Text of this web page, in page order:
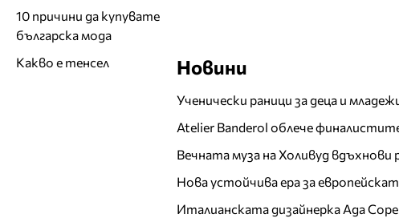
Новини
Ученически раници за деца и
Atelier Banderol облече
Вечната муза на Холивуд вдъхнови
Нова устойчива ера за
Италианската дизайнерка Ада
10 причини да купувате
българска мода
Какво е тенсел